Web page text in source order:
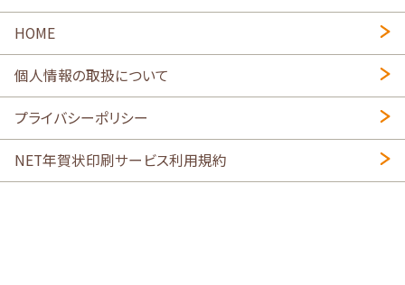
HOME
個人情報の取扱について
プライバシーポリシー
NET年賀状印刷サービス利用規約